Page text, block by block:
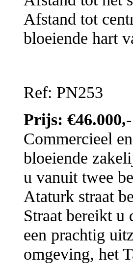
Afstand tot
bloeiende hart
Ref: PN253
Prijs: €46.000,-
Commercieel
bloeiende
u vanuit twee
Ataturk straat
Straat bereikt u
een prachtig
omgeving, het